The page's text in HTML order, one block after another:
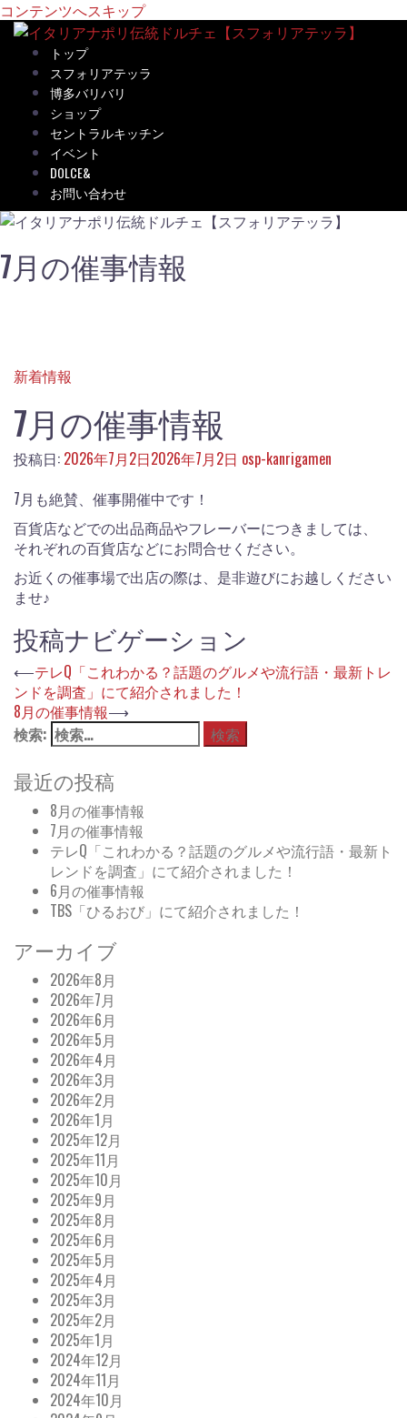
コンテンツへスキップ
トップ
スフォリアテッラ
博多バリバリ
ショップ
セントラルキッチン
イベント
DOLCE&
お問い合わせ
7月の催事情報
新着情報
7月の催事情報
投稿日: 2026年7月2日2026年7月2日 osp-kanrigamen
7月も絶賛、催事開催中です！
百貨店などでの出品商品やフレーバーにつきましては、
それぞれの百貨店などにお問合せください。
お近くの催事場で出店の際は、是非遊びにお越しください
ませ♪
投稿ナビゲーション
⟵テレQ「これわかる？話題のグルメや流行語・最新トレ
ンドを調査」にて紹介されました！
8月の催事情報⟶
検索:
最近の投稿
8月の催事情報
7月の催事情報
テレQ「これわかる？話題のグルメや流行語・最新ト
レンドを調査」にて紹介されました！
6月の催事情報
TBS「ひるおび」にて紹介されました！
アーカイブ
2026年8月
2026年7月
2026年6月
2026年5月
2026年4月
2026年3月
2026年2月
2026年1月
2025年12月
2025年11月
2025年10月
2025年9月
2025年8月
2025年6月
2025年5月
2025年4月
2025年3月
2025年2月
2025年1月
2024年12月
2024年11月
2024年10月